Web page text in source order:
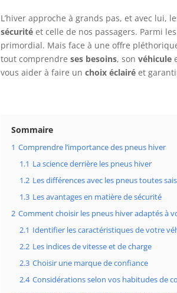
L’hiver approche à grands pas, et avec
sécurité et celle de nos passagers. Parmi
primordial. Mais face à une offre
tout comprendreses besoins, sonvéhicule
vous aider à faire unchoix éclairé et
Sommaire
1 Comprendre l’importance des pneus hiver
1.1 La science derrière les pneus hiver
1.2 Les différences avec les pneus toutes
1.3 Les avantages en matière de sécurité
2 Comment choisir les pneus hiver adaptés à
2.1 Identifier les caractéristiques de votre
2.2 Les indices de vitesse et de charge
2.3 Choisir une marque de confiance
2.4 Considérations selon vos habitudes de